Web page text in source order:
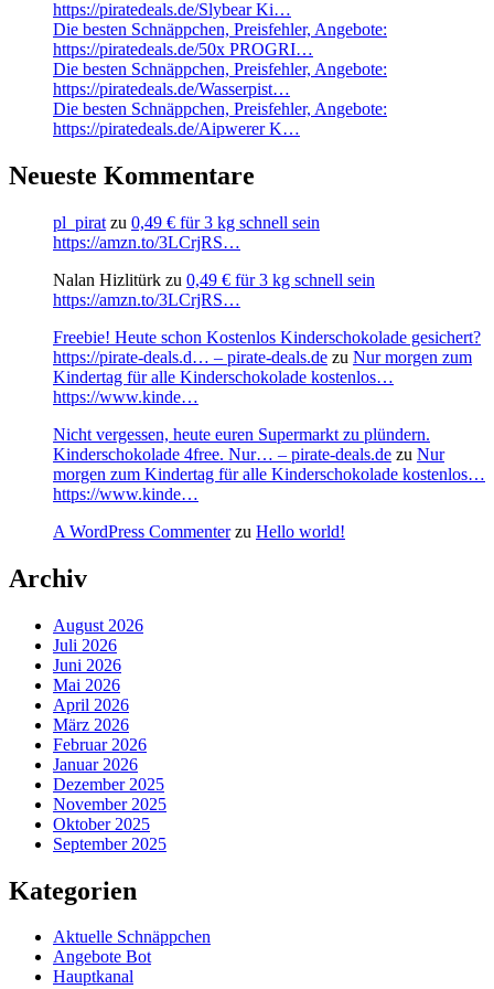
https://piratedeals.de/Slybear Ki…
Die besten Schnäppchen, Preisfehler, Angebote:
https://piratedeals.de/50x PROGRI…
Die besten Schnäppchen, Preisfehler, Angebote:
https://piratedeals.de/Wasserpist…
Die besten Schnäppchen, Preisfehler, Angebote:
https://piratedeals.de/Aipwerer K…
Neueste Kommentare
pl_pirat zu 0,49 € für 3 kg schnell sein
https://amzn.to/3LCrjRS…
Nalan Hizlitürk zu 0,49 € für 3 kg schnell sein
https://amzn.to/3LCrjRS…
Freebie! Heute schon Kostenlos Kinderschokolade gesichert?
https://pirate-deals.d… – pirate-deals.de zu Nur morgen zum
Kindertag für alle Kinderschokolade kostenlos…
https://www.kinde…
Nicht vergessen, heute euren Supermarkt zu plündern.
Kinderschokolade 4free. Nur… – pirate-deals.de zu Nur
morgen zum Kindertag für alle Kinderschokolade kostenlos…
https://www.kinde…
A WordPress Commenterzu Hello world!
Archiv
August 2026
Juli 2026
Juni 2026
Mai 2026
April 2026
März 2026
Februar 2026
Januar 2026
Dezember 2025
November 2025
Oktober 2025
September 2025
Kategorien
Aktuelle Schnäppchen
Angebote Bot
Hauptkanal